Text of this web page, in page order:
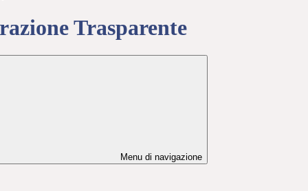
Trasparente
Menu di navigazione